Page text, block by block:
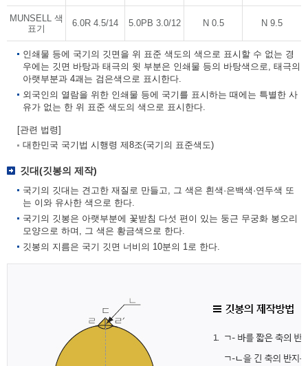
MUNSELL 색
표기
6.0R 4.5/14 5.0PB 3.0/12 N 0.5 N 9.5
인쇄물 등에 국기의 깃면을 위 표준 색도의 색으로 표시할 수 없는 경
우에는 깃면 바탕과 태극의 윗 부분은 인쇄물 등의 바탕색으로, 태극의
아랫부분과 4괘는 검은색으로 표시한다.
외국인의 열람을 위한 인쇄물 등에 국기를 표시하는 때에는 특별한 사
유가 없는 한 위 표준 색도의 색으로 표시한다.
[관련 법령]
대한민국 국기법 시행령 제8조(국기의 표준색도)
깃대(깃봉의 제작)
국기의 깃대는 견고한 재질로 만들고, 그 색은 흰색·은백색·연두색 또
는 이와 유사한 색으로 한다.
국기의 깃봉은 아랫부분에 꽃받침 다섯 편이 있는 둥근 무궁화 봉오리
모양으로 하며, 그 색은 황금색으로 한다.
깃봉의 지름은 국기 깃면 너비의 10분의 1로 한다.